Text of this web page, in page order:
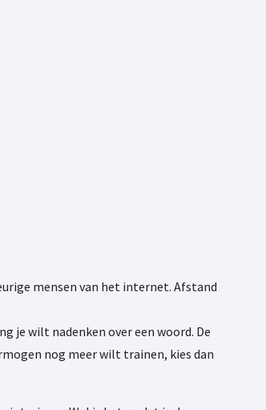
mensen van het internet. Afstand
je wilt nadenken over een woord. De
nog meer wilt trainen, kies dan